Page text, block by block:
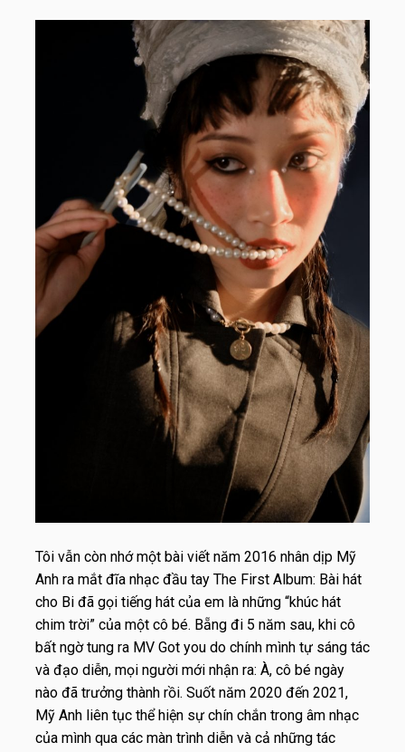
Tôi vẫn còn nhớ một bài viết năm 2016 nhân dịp Mỹ
Anh ra mắt đĩa nhạc đầu tay The First Album: Bài hát
cho Bi đã gọi tiếng hát của em là những “khúc hát
chim trời” của một cô bé. Bẵng đi 5 năm sau, khi cô
bất ngờ tung ra MV Got you do chính mình tự sáng tác
và đạo diễn, mọi người mới nhận ra: À, cô bé ngày
nào đã trưởng thành rồi. Suốt năm 2020 đến 2021,
Mỹ Anh liên tục thể hiện sự chín chắn trong âm nhạc
của mình qua các màn trình diễn và cả những tác